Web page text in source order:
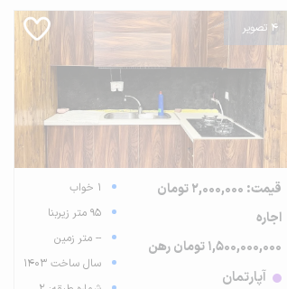
4 تصویر
قیمت: 2,000,000 تومان
اجاره
1,500,000,000 تومان رهن
آپارتمان
1 خواب
95 متر زیربنا
-- متر زمین
سال ساخت 1403